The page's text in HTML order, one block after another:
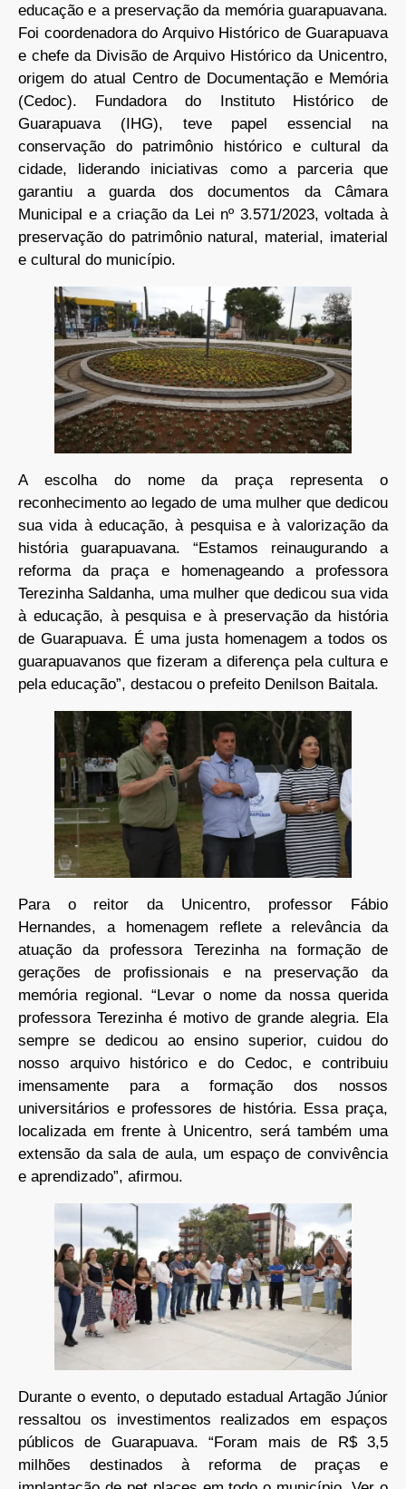
educação e a preservação da memória guarapuavana.
Foi coordenadora do Arquivo Histórico de Guarapuava
e chefe da Divisão de Arquivo Histórico da Unicentro,
origem do atual Centro de Documentação e Memória
(Cedoc). Fundadora do Instituto Histórico de
Guarapuava (IHG), teve papel essencial na
conservação do patrimônio histórico e cultural da
cidade, liderando iniciativas como a parceria que
garantiu a guarda dos documentos da Câmara
Municipal e a criação da Lei nº 3.571/2023, voltada à
preservação do patrimônio natural, material, imaterial
e cultural do município.
A escolha do nome da praça representa o
reconhecimento ao legado de uma mulher que dedicou
sua vida à educação, à pesquisa e à valorização da
história guarapuavana. “Estamos reinaugurando a
reforma da praça e homenageando a professora
Terezinha Saldanha, uma mulher que dedicou sua vida
à educação, à pesquisa e à preservação da história
de Guarapuava. É uma justa homenagem a todos os
guarapuavanos que fizeram a diferença pela cultura e
pela educação”, destacou o prefeito Denilson Baitala.
Para o reitor da Unicentro, professor Fábio
Hernandes, a homenagem reflete a relevância da
atuação da professora Terezinha na formação de
gerações de profissionais e na preservação da
memória regional. “Levar o nome da nossa querida
professora Terezinha é motivo de grande alegria. Ela
sempre se dedicou ao ensino superior, cuidou do
nosso arquivo histórico e do Cedoc, e contribuiu
imensamente para a formação dos nossos
universitários e professores de história. Essa praça,
localizada em frente à Unicentro, será também uma
extensão da sala de aula, um espaço de convivência
e aprendizado”, afirmou.
Durante o evento, o deputado estadual Artagão Júnior
ressaltou os investimentos realizados em espaços
públicos de Guarapuava. “Foram mais de R$ 3,5
milhões destinados à reforma de praças e